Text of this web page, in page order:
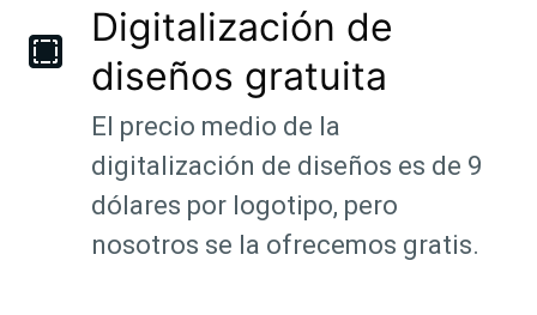
Digitalización de
diseños gratuita
El precio medio de la
digitalización de diseños es de 9
dólares por logotipo, pero
nosotros se la ofrecemos gratis.